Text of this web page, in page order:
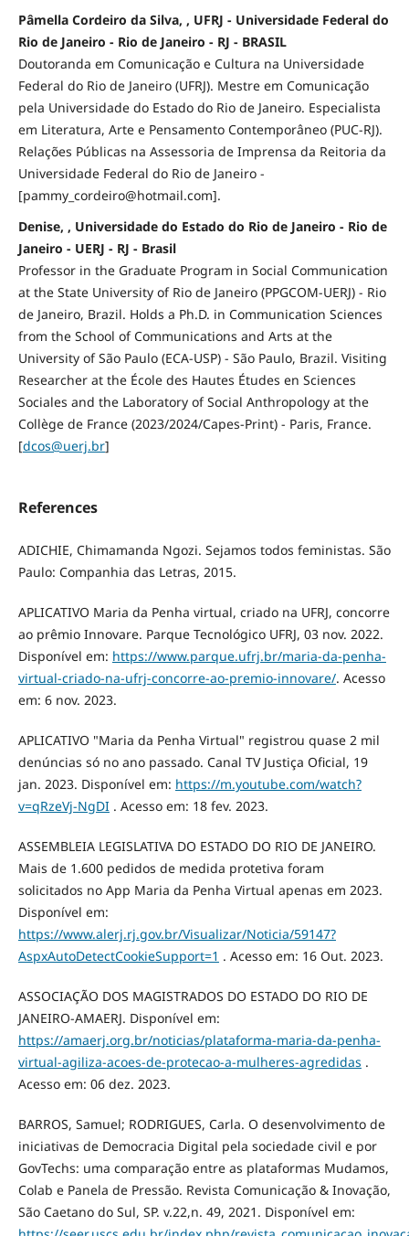
Pâmella Cordeiro da Silva, , UFRJ - Universidade Federal do
Rio de Janeiro - Rio de Janeiro - RJ - BRASIL
Doutoranda em Comunicação e Cultura na Universidade
Federal do Rio de Janeiro (UFRJ). Mestre em Comunicação
pela Universidade do Estado do Rio de Janeiro. Especialista
em Literatura, Arte e Pensamento Contemporâneo (PUC-RJ).
Relações Públicas na Assessoria de Imprensa da Reitoria da
Universidade Federal do Rio de Janeiro -
[pammy_cordeiro@hotmail.com].
Denise, , Universidade do Estado do Rio de Janeiro - Rio de
Janeiro - UERJ - RJ - Brasil
Professor in the Graduate Program in Social Communication
at the State University of Rio de Janeiro (PPGCOM-UERJ) - Rio
de Janeiro, Brazil. Holds a Ph.D. in Communication Sciences
from the School of Communications and Arts at the
University of São Paulo (ECA-USP) - São Paulo, Brazil. Visiting
Researcher at the École des Hautes Études en Sciences
Sociales and the Laboratory of Social Anthropology at the
Collège de France (2023/2024/Capes-Print) - Paris, France.
[dcos@uerj.br]
References
ADICHIE, Chimamanda Ngozi. Sejamos todos feministas. São
Paulo: Companhia das Letras, 2015.
APLICATIVO Maria da Penha virtual, criado na UFRJ, concorre
ao prêmio Innovare. Parque Tecnológico UFRJ, 03 nov. 2022.
Disponível em: https://www.parque.ufrj.br/maria-da-penha-
virtual-criado-na-ufrj-concorre-ao-premio-innovare/. Acesso
em: 6 nov. 2023.
APLICATIVO "Maria da Penha Virtual" registrou quase 2 mil
denúncias só no ano passado. Canal TV Justiça Oficial, 19
jan. 2023. Disponível em: https://m.youtube.com/watch?
v=qRzeVj-NgDI. Acesso em: 18 fev. 2023.
ASSEMBLEIA LEGISLATIVA DO ESTADO DO RIO DE JANEIRO.
Mais de 1.600 pedidos de medida protetiva foram
solicitados no App Maria da Penha Virtual apenas em 2023.
Disponível em:
https://www.alerj.rj.gov.br/Visualizar/Noticia/59147?
AspxAutoDetectCookieSupport=1 . Acesso em: 16 Out. 2023.
ASSOCIAÇÃO DOS MAGISTRADOS DO ESTADO DO RIO DE
JANEIRO-AMAERJ. Disponível em:
https://amaerj.org.br/noticias/plataforma-maria-da-penha-
virtual-agiliza-acoes-de-protecao-a-mulheres-agredidas .
Acesso em: 06 dez. 2023.
BARROS, Samuel; RODRIGUES, Carla. O desenvolvimento de
iniciativas de Democracia Digital pela sociedade civil e por
GovTechs: uma comparação entre as plataformas Mudamos,
Colab e Panela de Pressão. Revista Comunicação & Inovação,
São Caetano do Sul, SP. v.22,n. 49, 2021. Disponível em: